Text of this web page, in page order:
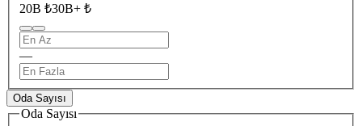
20B ₺30B+ ₺
—
Oda Sayısı
Oda Sayısı